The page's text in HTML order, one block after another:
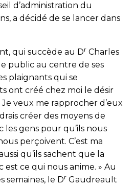
d’administration du
a décidé de se lancer dans
qui succède au Dr Charles
public au centre de ses
plaignants qui se
ont créé chez moi le désir
veux me rapprocher d’eux
créer des moyens de
les gens pour qu’ils nous
perçoivent. C’est ma
qu’ils sachent que la
ce qui nous anime. » Au
semaines, le Dr Gaudreault